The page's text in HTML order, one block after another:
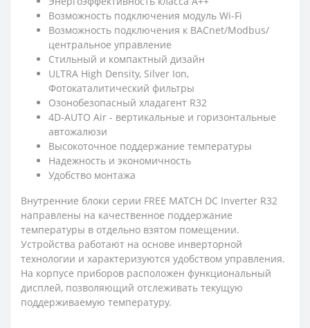
Возможность подключения модуль Wi-Fi
Возможность подключения к BACnet/Modbus/
центральное управление
Стильный и компактный дизайн
ULTRA High Density, Silver Ion,
Фотокаталитический фильтры
Озонобезопасный хладагент R32
4D-AUTO Air - вертикальные и горизонтальные
автожалюзи
Высокоточное поддержание температуры
Надежность и экономичность
Удобство монтажа
Внутренние блоки серии FREE MATCH DC Inverter R32
направлены на качественное поддержание
температуры в отдельно взятом помещении.
Устройства работают на основе инверторной
технологии и характеризуются удобством управления.
На корпусе приборов расположен функциональный
дисплей, позволяющий отслеживать текущую
поддерживаемую температуру.